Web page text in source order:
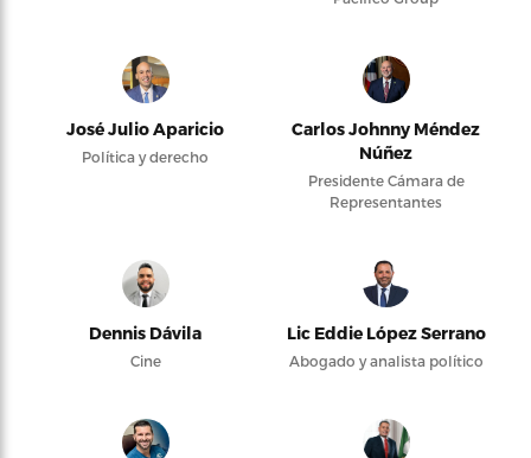
José Julio Aparicio
Política y derecho
Carlos Johnny Méndez
Núñez
Presidente Cámara de
Representantes
Dennis Dávila
Cine
Lic Eddie López Serrano
Abogado y analista político